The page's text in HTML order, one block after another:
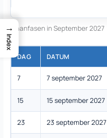
Maanfasen in September 2027
DAG DATUM
7 7 september 2027
15 15 september 2027
23 23 september 2027
→
Index